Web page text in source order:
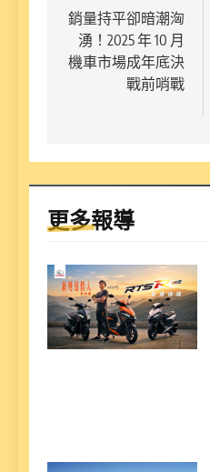
章
導
銷量持平卻暗潮洶
湧！2025 年 10 月
機車市場成年底決
戰前哨戰
更多報導